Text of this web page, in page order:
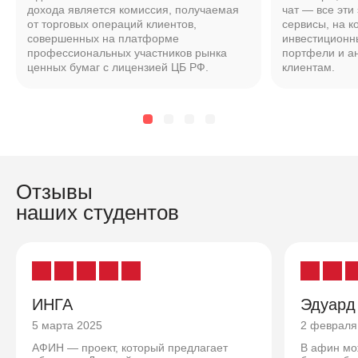
дохода является комиссия, получаемая
от торговых операций клиентов,
совершенных на платформе
профессиональных участников рынка
ценных бумаг с лицензией ЦБ РФ.
чат — все эти
сервисы, на
портфели и
клиентам.
Отзывы
наших студентов
ИНГА
5 марта 2025
АФИН — проект, который предлагает
Эдуард
2
В афин